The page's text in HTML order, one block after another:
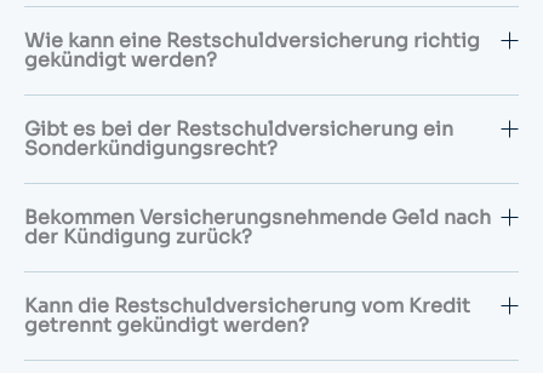
Wie kann eine Restschuldversicherung richtig
gekündigt werden?
Gibt es bei der Restschuldversicherung ein
Sonderkündigungsrecht?
Bekommen Versicherungsnehmende Geld nach
der Kündigung zurück?
Kann die Restschuldversicherung vom Kredit
getrennt gekündigt werden?